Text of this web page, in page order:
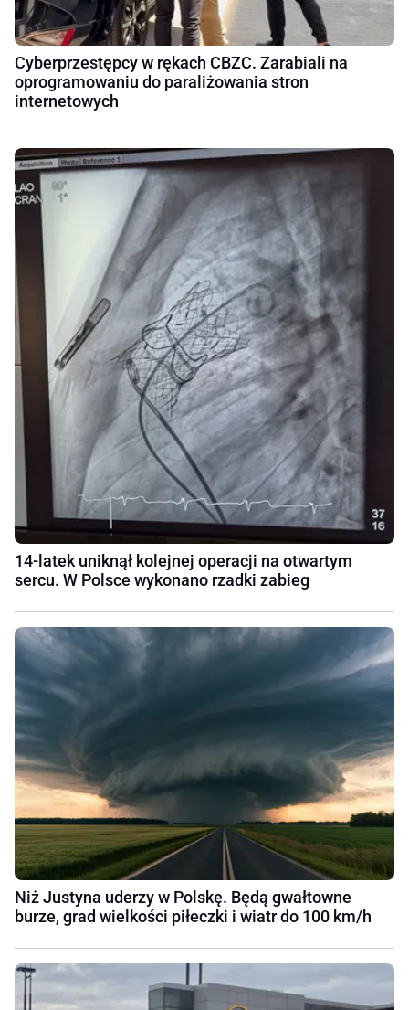
Cyberprzestępcy w rękach CBZC. Zarabiali na
oprogramowaniu do paraliżowania stron
internetowych
14-latek uniknął kolejnej operacji na otwartym
sercu. W Polsce wykonano rzadki zabieg
Niż Justyna uderzy w Polskę. Będą gwałtowne
burze, grad wielkości piłeczki i wiatr do 100 km/h